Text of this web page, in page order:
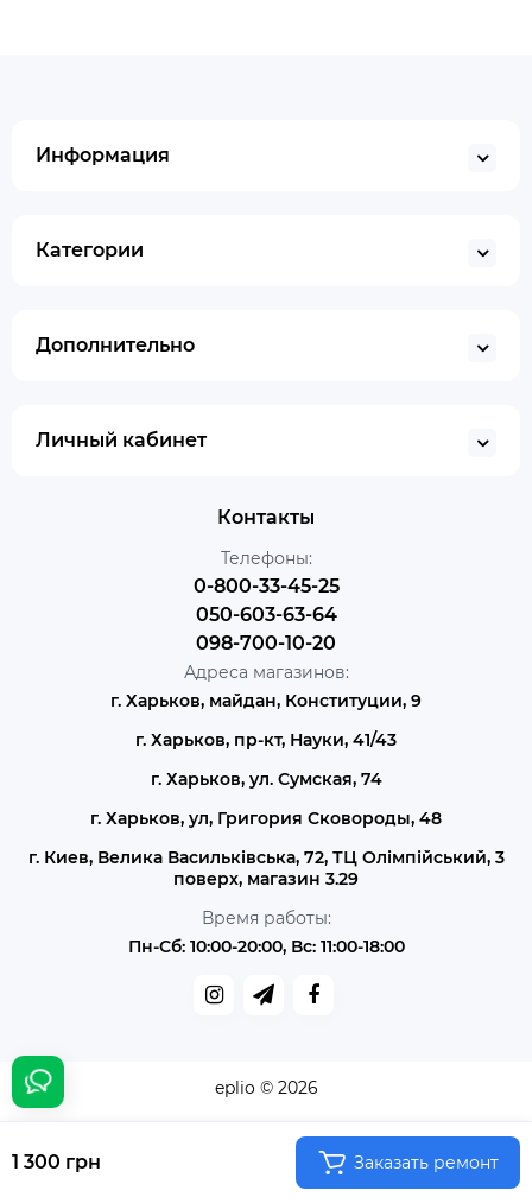
1 300 грн Заказать ремонт
Информация
Категории
Дополнительно
Личный кабинет
Контакты
Телефоны:
0-800-33-45-25
050-603-63-64
098-700-10-20
Адреса магазинов:
г. Харьков, майдан, Конституции, 9
г. Харьков, пр-кт, Науки, 41/43
г. Харьков, ул. Сумская, 74
г. Харьков, ул, Григория Сковороды, 48
г. Киев, Велика Васильківська, 72, ТЦ Олімпійський, 3
поверх, магазин 3.29
Время работы:
Пн-Сб: 10:00-20:00, Вс: 11:00-18:00
eplio © 2026